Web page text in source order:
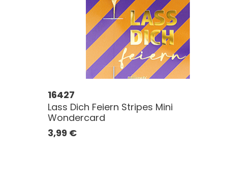
16427
Lass Dich Feiern Stripes Mini
Wondercard
3,99 €